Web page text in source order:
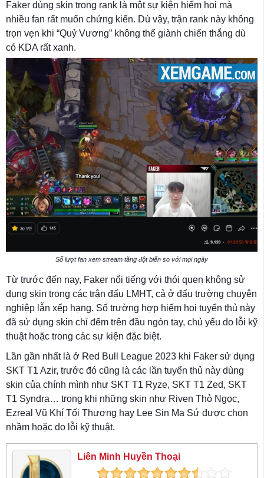
Faker dùng skin trong rank là một sự kiện hiếm hoi mà
nhiều fan rất muốn chứng kiến. Dù vậy, trận rank này không
trọn vẹn khi “Quỷ Vương” không thể giành chiến thắng dù
có KDA rất xanh.
Số lượt fan xem stream tăng đột biến so với mọi ngày
Từ trước đến nay, Faker nổi tiếng với thói quen không sử
dụng skin trong các trận đấu LMHT, cả ở đấu trường chuyên
nghiệp lẫn xếp hạng. Số trường hợp hiếm hoi tuyển thủ này
đã sử dụng skin chỉ đếm trên đầu ngón tay, chủ yếu do lỗi kỹ
thuật hoặc trong các sự kiện đặc biệt.
Lần gần nhất là ở Red Bull League 2023 khi Faker sử dụng
SKT T1 Azir, trước đó cũng là các lần tuyển thủ này dùng
skin của chính mình như SKT T1 Ryze, SKT T1 Zed, SKT
T1 Syndra… trong khi những skin như Riven Thỏ Ngọc,
Ezreal Vũ Khí Tối Thượng hay Lee Sin Ma Sứ được chọn
nhầm hoặc do lỗi kỹ thuật.
Liên Minh Huyền Thoại